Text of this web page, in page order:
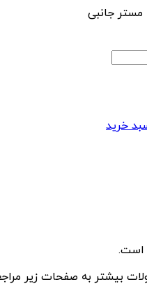
جانبی
خرید
است.
بیشتر به صفحات زیر